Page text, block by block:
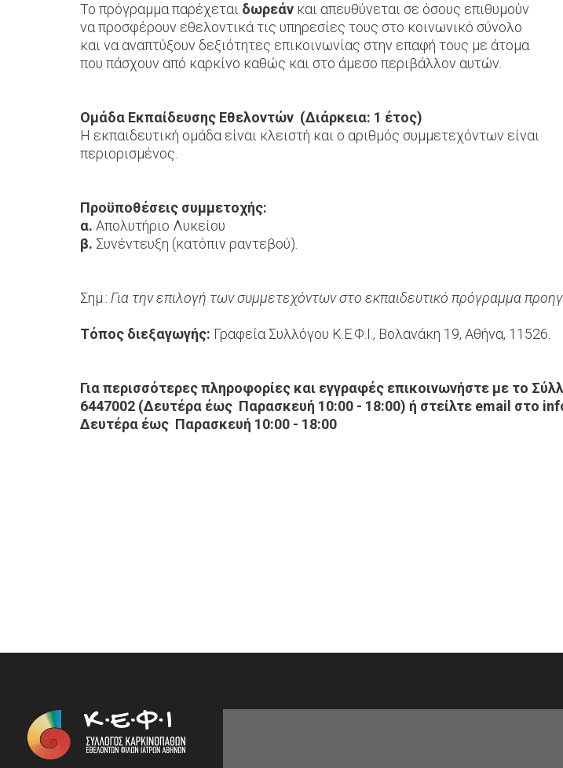
Το πρόγραμμα παρέχεται δωρεάν και απευθύνεται σε όσους επιθυμούν
να προσφέρουν εθελοντικά τις υπηρεσίες τους στο κοινωνικό σύνολο
και να αναπτύξουν δεξιότητες επικοινωνίας στην επαφή τους με άτομα
που πάσχουν από καρκίνο καθώς και στο άμεσο περιβάλλον αυτών.
Ομάδα Εκπαίδευσης Εθελοντών (Διάρκεια: 1 έτος)
Η εκπαιδευτική ομάδα είναι κλειστή και ο αριθμός συμμετεχόντων είναι
περιορισμένος.
Προϋποθέσεις συμμετοχής:
α. Απολυτήριο Λυκείου
β. Συνέντευξη (κατόπιν ραντεβού).
Σημ.: Για την επιλογή των συμμετεχόντων στο εκπαιδευτικό πρόγραμμα
Τόπος διεξαγωγής: Γραφεία Συλλόγου Κ.Ε.Φ.Ι., Βολανάκη 19, Αθήνα, 11526.
Για περισσότερες πληροφορίες και εγγραφές επικοινωνήστε με το
6447002 (Δευτέρα έως Παρασκευή 10:00 - 18:00) ή στείλτε email στο
Δευτέρα έως Παρασκευή 10:00 - 18:00